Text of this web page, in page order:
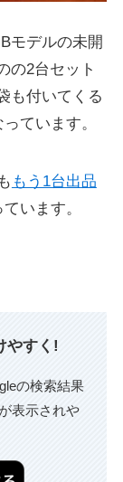
モデルの未開
の2台セット
も付いてくる
ています。
もう1台出品
います。
やすく!
の検索結果
表示されや